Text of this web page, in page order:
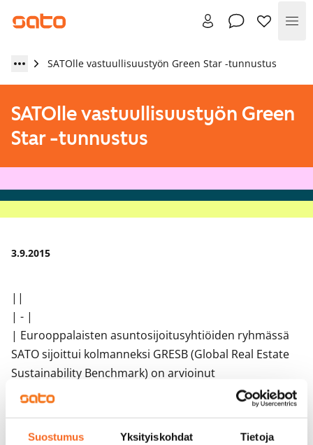
Suostumus Yksityiskohdat Tietoja
SATOlle vastuullisuustyön Green Star -tunnustus
SATOlle vastuullisuustyön Green
Star -tunnustus
3.9.2015
||
| - |
| Eurooppalaisten asuntosijoitusyhtiöiden ryhmässä
SATO sijoittui kolmanneksi GRESB (Global Real Estate
Sustainability Benchmark) on arvioinut
asuntosijoitusyhtiö SATOn vastuullisuusohjelman ja
sijoittanut sen vertailun parhaaseen, Green Star -
luokkaan. SATO oli omassa vertailuryhmässään,